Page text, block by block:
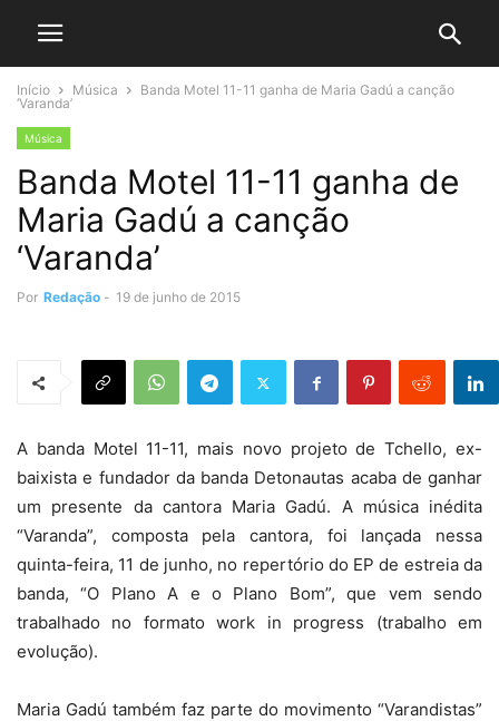
Início Música
Banda Motel 11-11 ganha de Maria Gadú a canção
‘Varanda’
Música
Banda Motel 11-11 ganha de
Maria Gadú a canção
‘Varanda’
Por Redação - 19 de junho de 2015
A banda Motel 11-11, mais novo projeto de Tchello, ex-
baixista e fundador da banda Detonautas acaba de ganhar
um presente da cantora Maria Gadú. A música inédita
“Varanda”, composta pela cantora, foi lançada nessa
quinta-feira, 11 de junho, no repertório do EP de estreia da
banda, “O Plano A e o Plano Bom”, que vem sendo
trabalhado no formato work in progress (trabalho em
evolução).
Maria Gadú também faz parte do movimento “Varandistas”